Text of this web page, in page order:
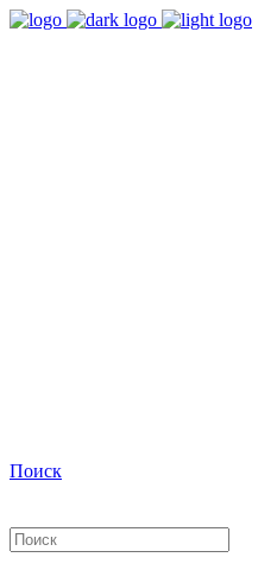
Поиск